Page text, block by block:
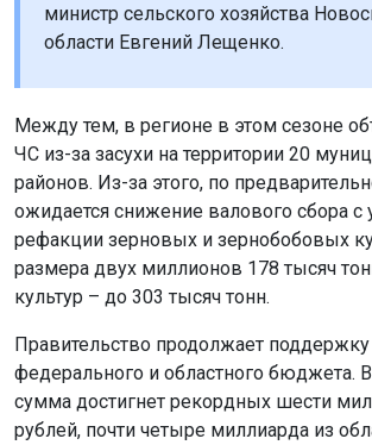
министр сельского хозяйства
области Евгений Лещенко.
Между тем, в регионе в этом сезоне
ЧС из-за засухи на территории 20
районов. Из-за этого, по
ожидается снижение валового сбора с
рефакции зерновых и зернобобовых
размера двух миллионов 178 тысяч
культур – до 303 тысяч тонн.
Правительство продолжает поддержку
федерального и областного бюджета.
сумма достигнет рекордных шести
рублей, почти четыре миллиарда из